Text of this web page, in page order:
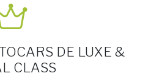
DE LUXE &
CLASS